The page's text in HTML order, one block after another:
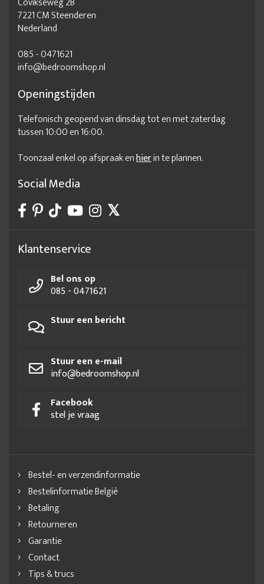
7221 CM Steenderen
Nederland
085 - 0471621
info@bedroomshop.nl
Openingstijden
Telefonisch geopend van dinsdag tot en met zaterdag
tussen 10:00 en 16:00.
Toonzaal enkel op afspraak enhierin te plannen.
Social Media
Klantenservice
Bel ons op
085 - 0471621
Stuur een bericht
Stuur een e-mail
info@bedroomshop.nl
Facebook
stel je vraag
Bestel- en verzendinformatie
Bestelinformatie België
Betaling
Retourneren
Garantie
Contact
Tips & trucs